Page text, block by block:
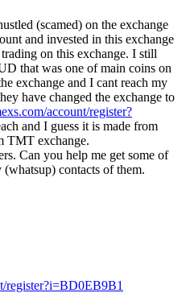
(scamed) on the exchange
and invested in this exchange
on this exchange. I still
that was one of main coins on
exchange and I cant reach my
have changed the exchange to
account/register?
and I guess it is made from
TMT exchange.
Can you help me get some of
contacts of them.
register?i=BD0EB9B1